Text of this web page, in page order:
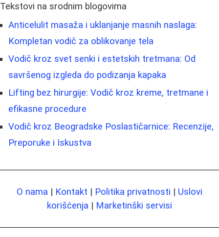
Tekstovi na srodnim blogovima
Anticelulit masaža i uklanjanje masnih naslaga:
Kompletan vodič za oblikovanje tela
Vodič kroz svet senki i estetskih tretmana: Od
savršenog izgleda do podizanja kapaka
Lifting bez hirurgije: Vodič kroz kreme, tretmane i
efikasne procedure
Vodič kroz Beogradske Poslastičarnice: Recenzije,
Preporuke i Iskustva
O nama | Kontakt | Politika privatnosti | Uslovi
korišćenja | Marketinški servisi